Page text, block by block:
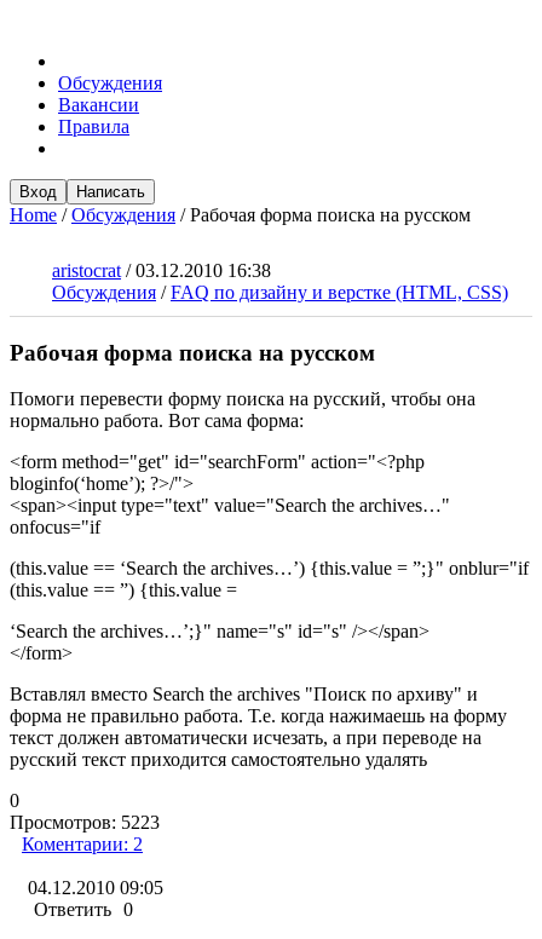
Обсуждения
Вакансии
Правила
Вход Написать
Home /Обсуждения /Рабочая форма поиска на русском
aristocrat /03.12.2010 16:38
Обсуждения /FAQ по дизайну и верстке (HTML, CSS)
Рабочая форма поиска на русском
Помоги перевести форму поиска на русский, чтобы она
нормально работа. Вот сама форма:
<form method="get" id="searchForm" action="<?php
bloginfo(‘home’); ?>/">
<span><input type="text" value="Search the archives…"
onfocus="if
(this.value == ‘Search the archives…’) {this.value = ”;}" onblur="if
(this.value == ”) {this.value =
‘Search the archives…’;}" name="s" id="s" /></span>
</form>
Вставлял вместо Search the archives "Поиск по архиву" и
форма не правильно работа. Т.е. когда нажимаешь на форму
текст должен автоматически исчезать, а при переводе на
русский текст приходится самостоятельно удалять
0
Просмотров: 5223
Коментарии: 2
04.12.2010 09:05
Ответить 0